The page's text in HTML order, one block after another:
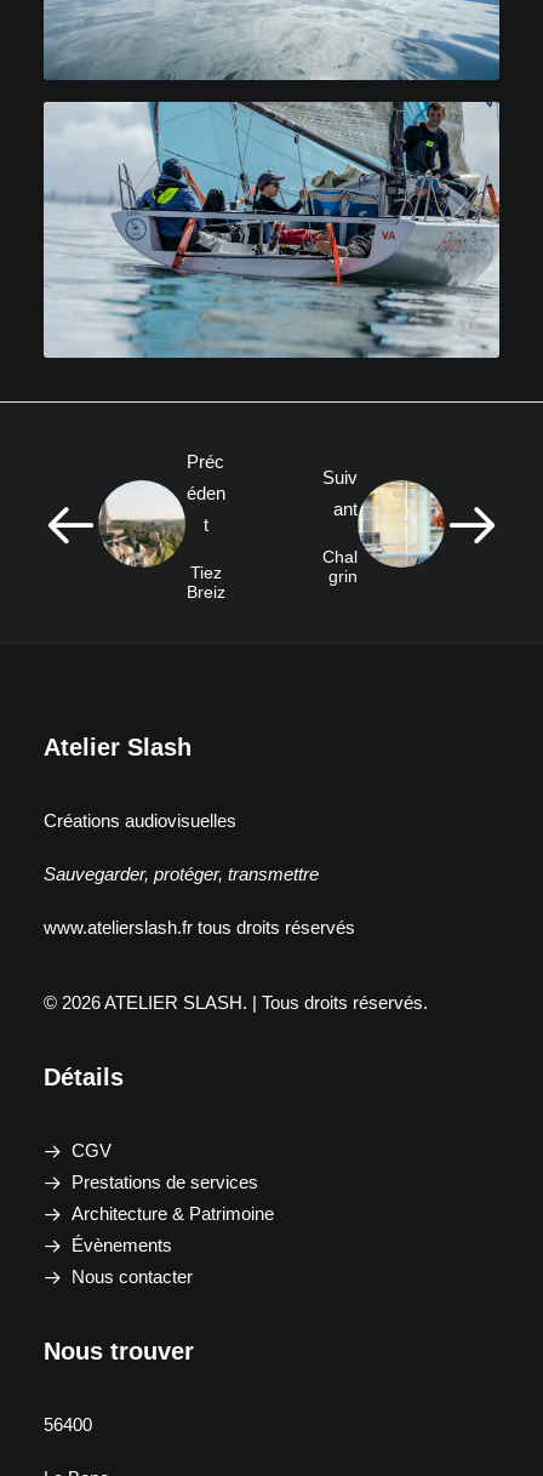
Préc
éden
t
Tiez
Breiz
Suiv
ant
Chal
grin
Atelier Slash
Créations audiovisuelles
Sauvegarder, protéger, transmettre
www.atelierslash.fr tous droits réservés
© 2026 ATELIER SLASH. | Tous droits réservés.
Détails
CGV
Prestations de services
Architecture & Patrimoine
Évènements
Nous contacter
Nous trouver
56400